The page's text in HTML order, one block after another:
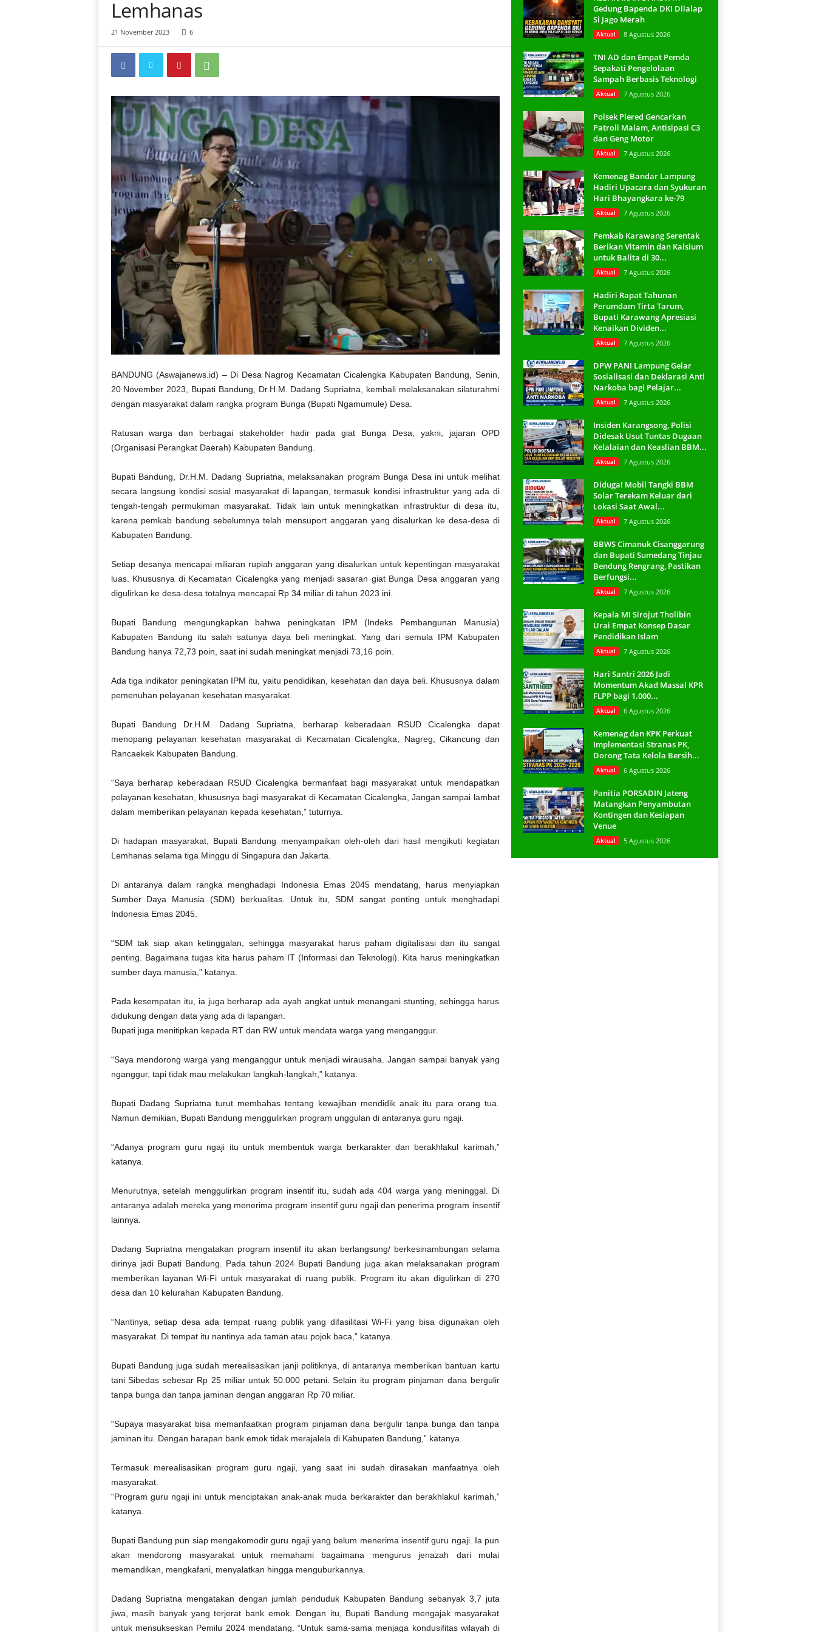
Lemhanas
21 November 2023 6
BANDUNG (Aswajanews.id) – Di Desa Nagrog Kecamatan Cicalengka Kabupaten Bandung, Senin,
20 November 2023, Bupati Bandung, Dr.H.M. Dadang Supriatna, kembali melaksanakan silaturahmi
dengan masyarakat dalam rangka program Bunga (Bupati Ngamumule) Desa.
Ratusan warga dan berbagai stakeholder hadir pada giat Bunga Desa, yakni, jajaran OPD
(Organisasi Perangkat Daerah) Kabupaten Bandung.
Bupati Bandung, Dr.H.M. Dadang Supriatna, melaksanakan program Bunga Desa ini untuk melihat
secara langsung kondisi sosial masyarakat di lapangan, termasuk kondisi infrastruktur yang ada di
tengah-tengah permukiman masyarakat. Tidak lain untuk meningkatkan infrastruktur di desa itu,
karena pemkab bandung sebelumnya telah mensuport anggaran yang disalurkan ke desa-desa di
Kabupaten Bandung.
Setiap desanya mencapai miliaran rupiah anggaran yang disalurkan untuk kepentingan masyarakat
luas. Khususnya di Kecamatan Cicalengka yang menjadi sasaran giat Bunga Desa anggaran yang
digulirkan ke desa-desa totalnya mencapai Rp 34 miliar di tahun 2023 ini.
Bupati Bandung mengungkapkan bahwa peningkatan IPM (Indeks Pembangunan Manusia)
Kabupaten Bandung itu salah satunya daya beli meningkat. Yang dari semula IPM Kabupaten
Bandung hanya 72,73 poin, saat ini sudah meningkat menjadi 73,16 poin.
Ada tiga indikator peningkatan IPM itu, yaitu pendidikan, kesehatan dan daya beli. Khususnya dalam
pemenuhan pelayanan kesehatan masyarakat.
Bupati Bandung Dr.H.M. Dadang Supriatna, berharap keberadaan RSUD Cicalengka dapat
menopang pelayanan kesehatan masyarakat di Kecamatan Cicalengka, Nagreg, Cikancung dan
Rancaekek Kabupaten Bandung.
“Saya berharap keberadaan RSUD Cicalengka bermanfaat bagi masyarakat untuk mendapatkan
pelayanan kesehatan, khususnya bagi masyarakat di Kecamatan Cicalengka, Jangan sampai lambat
dalam memberikan pelayanan kepada kesehatan,” tuturnya.
Di hadapan masyarakat, Bupati Bandung menyampaikan oleh-oleh dari hasil mengikuti kegiatan
Lemhanas selama tiga Minggu di Singapura dan Jakarta.
Di antaranya dalam rangka menghadapi Indonesia Emas 2045 mendatang, harus menyiapkan
Sumber Daya Manusia (SDM) berkualitas. Untuk itu, SDM sangat penting untuk menghadapi
Indonesia Emas 2045.
“SDM tak siap akan ketinggalan, sehingga masyarakat harus paham digitalisasi dan itu sangat
penting. Bagaimana tugas kita harus paham IT (Informasi dan Teknologi). Kita harus meningkatkan
sumber daya manusia,” katanya.
Pada kesempatan itu, ia juga berharap ada ayah angkat untuk menangani stunting, sehingga harus
didukung dengan data yang ada di lapangan.
Bupati juga menitipkan kepada RT dan RW untuk mendata warga yang menganggur.
“Saya mendorong warga yang menganggur untuk menjadi wirausaha. Jangan sampai banyak yang
nganggur, tapi tidak mau melakukan langkah-langkah,” katanya.
Bupati Dadang Supriatna turut membahas tentang kewajiban mendidik anak itu para orang tua.
Namun demikian, Bupati Bandung menggulirkan program unggulan di antaranya guru ngaji.
“Adanya program guru ngaji itu untuk membentuk warga berkarakter dan berakhlakul karimah,”
katanya.
Menurutnya, setelah menggulirkan program insentif itu, sudah ada 404 warga yang meninggal. Di
antaranya adalah mereka yang menerima program insentif guru ngaji dan penerima program insentif
lainnya.
Dadang Supriatna mengatakan program insentif itu akan berlangsung/ berkesinambungan selama
dirinya jadi Bupati Bandung. Pada tahun 2024 Bupati Bandung juga akan melaksanakan program
memberikan layanan Wi-Fi untuk masyarakat di ruang publik. Program itu akan digulirkan di 270
desa dan 10 kelurahan Kabupaten Bandung.
“Nantinya, setiap desa ada tempat ruang publik yang difasilitasi Wi-Fi yang bisa digunakan oleh
masyarakat. Di tempat itu nantinya ada taman atau pojok baca,” katanya.
Bupati Bandung juga sudah merealisasikan janji politiknya, di antaranya memberikan bantuan kartu
tani Sibedas sebesar Rp 25 miliar untuk 50.000 petani. Selain itu program pinjaman dana bergulir
tanpa bunga dan tanpa jaminan dengan anggaran Rp 70 miliar.
“Supaya masyarakat bisa memanfaatkan program pinjaman dana bergulir tanpa bunga dan tanpa
jaminan itu. Dengan harapan bank emok tidak merajalela di Kabupaten Bandung,” katanya.
Termasuk merealisasikan program guru ngaji, yang saat ini sudah dirasakan manfaatnya oleh
masyarakat.
“Program guru ngaji ini untuk menciptakan anak-anak muda berkarakter dan berakhlakul karimah,”
katanya.
Bupati Bandung pun siap mengakomodir guru ngaji yang belum menerima insentif guru ngaji. Ia pun
akan mendorong masyarakat untuk memahami bagaimana mengurus jenazah dari mulai
memandikan, mengkafani, menyalatkan hingga menguburkannya.
Dadang Supriatna mengatakan dengan jumlah penduduk Kabupaten Bandung sebanyak 3,7 juta
jiwa, masih banyak yang terjerat bank emok. Dengan itu, Bupati Bandung mengajak masyarakat
untuk mensukseskan Pemilu 2024 mendatang. “Untuk sama-sama menjaga kondusifitas wilayah di
Gedung Bapenda DKI Dilalap
Si Jago Merah
Aktual 8 Agustus 2026
TNI AD dan Empat Pemda
Sepakati Pengelolaan
Sampah Berbasis Teknologi
Aktual 7 Agustus 2026
Polsek Plered Gencarkan
Patroli Malam, Antisipasi C3
dan Geng Motor
Aktual 7 Agustus 2026
Kemenag Bandar Lampung
Hadiri Upacara dan Syukuran
Hari Bhayangkara ke-79
Aktual 7 Agustus 2026
Pemkab Karawang Serentak
Berikan Vitamin dan Kalsium
untuk Balita di 30...
Aktual 7 Agustus 2026
Hadiri Rapat Tahunan
Perumdam Tirta Tarum,
Bupati Karawang Apresiasi
Kenaikan Dividen...
Aktual 7 Agustus 2026
DPW PANI Lampung Gelar
Sosialisasi dan Deklarasi Anti
Narkoba bagi Pelajar...
Aktual 7 Agustus 2026
Insiden Karangsong, Polisi
Didesak Usut Tuntas Dugaan
Kelalaian dan Keaslian BBM...
Aktual 7 Agustus 2026
Diduga! Mobil Tangki BBM
Solar Terekam Keluar dari
Lokasi Saat Awal...
Aktual 7 Agustus 2026
BBWS Cimanuk Cisanggarung
dan Bupati Sumedang Tinjau
Bendung Rengrang, Pastikan
Berfungsi...
Aktual 7 Agustus 2026
Kepala MI Sirojut Tholibin
Urai Empat Konsep Dasar
Pendidikan Islam
Aktual 7 Agustus 2026
Hari Santri 2026 Jadi
Momentum Akad Massal KPR
FLPP bagi 1.000...
Aktual 6 Agustus 2026
Kemenag dan KPK Perkuat
Implementasi Stranas PK,
Dorong Tata Kelola Bersih...
Aktual 6 Agustus 2026
Panitia PORSADIN Jateng
Matangkan Penyambutan
Kontingen dan Kesiapan
Venue
Aktual 5 Agustus 2026